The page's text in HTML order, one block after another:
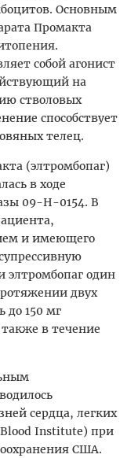
Основным
Промакта
собой агонист
на
стволовых
способствует
телец.
(элтромбопаг)
в ходе
09-H-0154. В
и имеющего
элтромбопаг один
двух
до 150 мг
в течение
сердца, легких
Institute) при
США.